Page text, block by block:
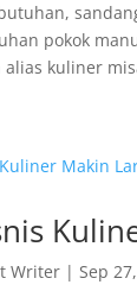
pokok
alias kuliner
Writer |Sep